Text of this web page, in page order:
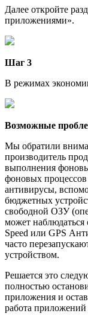
Далее откройте
приложениями».
Шаг 3
В режимах
Возможные
Мы обратили
производитель
выполнения
фоновых
антивирусы,
бюджетных
свободной ОЗУ
может
Speed или GPS
часто
устройством.
Решается это
полностью
приложения и
работа приложений